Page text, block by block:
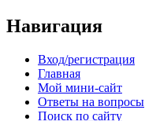
Навигация
Вход/регистрация
Главная
Мой мини-сайт
Ответы на вопросы
Поиск по сайту